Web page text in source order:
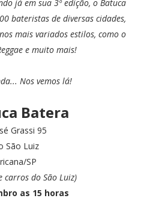
já em sua 3º edição, o Batuca
bateristas de diversas cidades,
mais variados estilos, como o
e muito mais!
Nos vemos lá!
Batera
Grassi 95
São Luiz
SP
carros do São Luiz)
as 15 horas